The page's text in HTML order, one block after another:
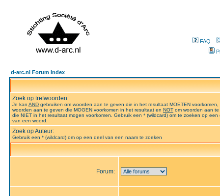
FAQ
d-arc.nl Forum Index
Zoek op trefwoorden:
Je kan AND gebruiken om woorden aan te geven die in het resultaat MOETEN voorkomen,
woorden aan te geven die MOGEN voorkomen in het resultaat en NOT om woorden aan
die NIET in het resultaat mogen voorkomen. Gebruik een * (wildcard) om te zoeken op een
van een woord.
Zoek op Auteur:
Gebruik een * (wildcard) om op een deel van een naam te zoeken
Forum: